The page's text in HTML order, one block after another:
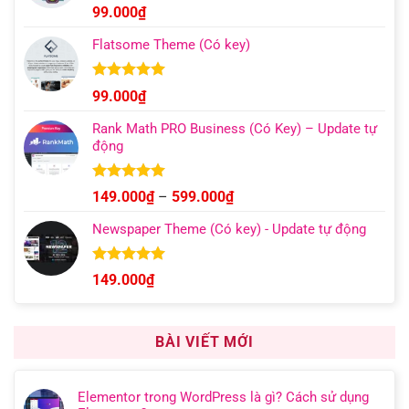
Được xếp
hạng 4.96
5 sao
99.000₫
Flatsome Theme (Có key)
Được xếp
hạng4.95
5 sao
99.000₫
Rank Math PRO Business (Có Key) – Update tự
động
Được xếp
hạng 5.00
5 sao
149.000₫ – 599.000₫Khoảng
từ
Newspaper Theme (Có key) - Update tự động
Được xếp
hạng 4.92
149.000₫
BÀI VIẾT MỚI
Elementor trong WordPress là gì? Cách sử dụng